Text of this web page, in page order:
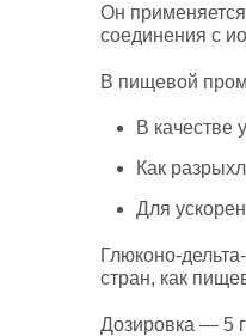
Он
соединения с
В пищевой
В качестве
Как
Для
Глюконо-
стран, как
Дозировка — 5 г/